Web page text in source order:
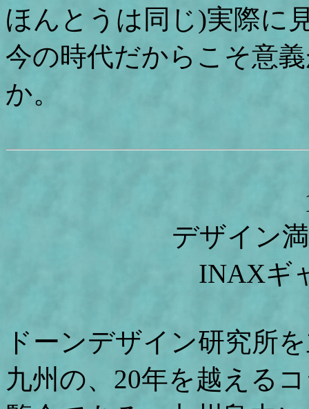
ほんとうは同じ)実際に
今の時代だからこそ意
か。
デザイン
INAXギ
ドーンデザイン研究所
九州の、20年を越える